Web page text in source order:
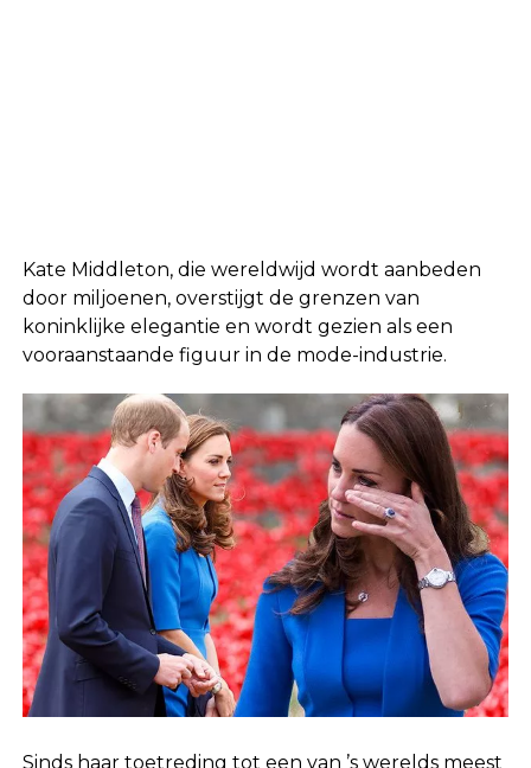
Kate Middleton, die wereldwijd wordt aanbeden
door miljoenen, overstijgt de grenzen van
koninklijke elegantie en wordt gezien als een
vooraanstaande figuur in de mode-industrie.
Sinds haar toetreding tot een van ’s werelds meest